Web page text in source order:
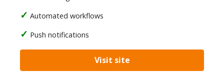
Automated workflows
Push notifications
Visit site